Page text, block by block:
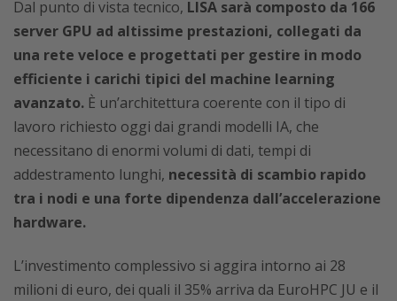
Dal punto di vista tecnico, LISA sarà composto da 166
server GPU ad altissime prestazioni, collegati da
una rete veloce e progettati per gestire in modo
efficiente i carichi tipici del machine learning
avanzato. È un’architettura coerente con il tipo di
lavoro richiesto oggi dai grandi modelli IA, che
necessitano di enormi volumi di dati, tempi di
addestramento lunghi, necessità di scambio rapido
tra i nodi e una forte dipendenza dall’accelerazione
hardware.
L’investimento complessivo si aggira intorno ai 28
milioni di euro, dei quali il 35% arriva da EuroHPC JU e il